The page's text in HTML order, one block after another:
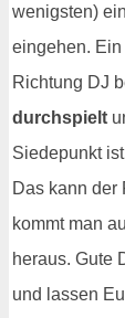
wenigsten)
eingehen.
Richtung DJ
durchspielt
Siedepunkt
Das kann der
kommt man
heraus. Gute
und lassen